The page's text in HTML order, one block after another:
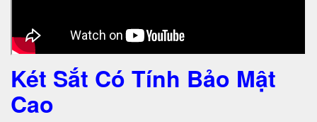
Két Sắt Có Tính Bảo Mật
Cao